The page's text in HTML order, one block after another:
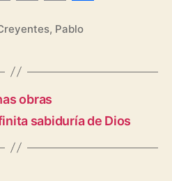
m
i
l
r
n
t
h
r
, Pablo
obras
sabiduría de Dios